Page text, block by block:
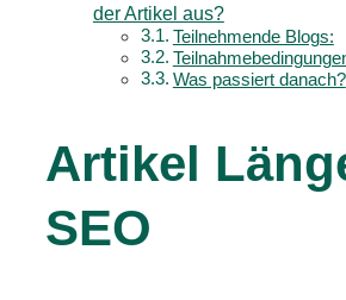
der Artikel aus?
Teilnehmende Blogs:
Was passiert danach?
Artikel
SEO